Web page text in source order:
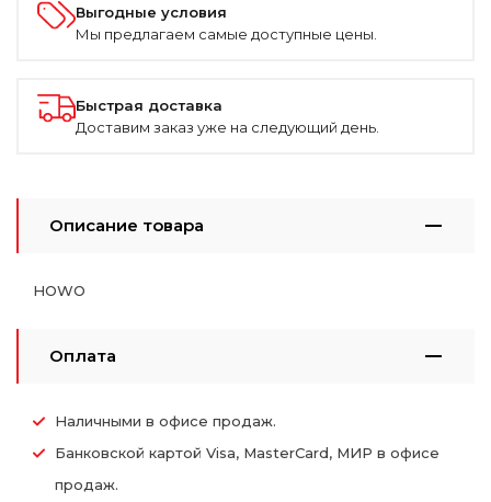
Выгодные условия
Мы предлагаем самые доступные цены.
Быстрая доставка
Доставим заказ уже на следующий день.
Описание товара
HOWO
Оплата
Наличными в офисе продаж.
Банковской картой Visa, MasterCard, МИР в офисе
продаж.